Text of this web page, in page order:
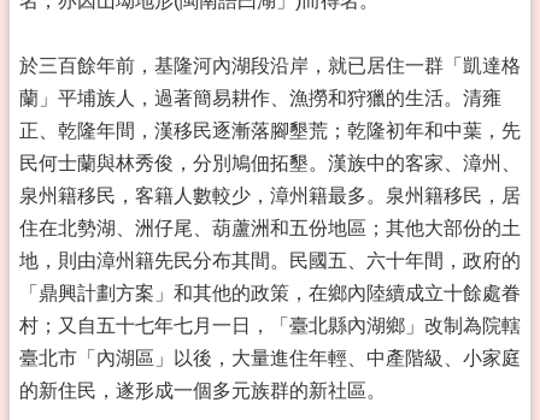
於三百餘年前，基隆河內湖段沿岸，就已居住一群「凱達格
蘭」平埔族人，過著簡易耕作、漁撈和狩獵的生活。清雍
正、乾隆年間，漢移民逐漸落腳墾荒；乾隆初年和中葉，先
民何士蘭與林秀俊，分別鳩佃拓墾。漢族中的客家、漳州、
泉州籍移民，客籍人數較少，漳州籍最多。泉州籍移民，居
住在北勢湖、洲仔尾、葫蘆洲和五份地區；其他大部份的土
地，則由漳州籍先民分布其間。民國五、六十年間，政府的
「鼎興計劃方案」和其他的政策，在鄉內陸續成立十餘處眷
村；又自五十七年七月一日，「臺北縣內湖鄉」改制為院轄
臺北市「內湖區」以後，大量進住年輕、中產階級、小家庭
的新住民，遂形成一個多元族群的新社區。